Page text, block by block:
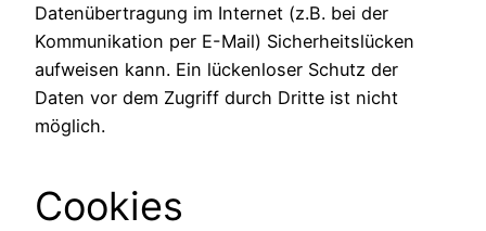
Datenübertragung im Internet (z.B. bei der
Kommunikation per E-Mail) Sicherheitslücken
aufweisen kann. Ein lückenloser Schutz der
Daten vor dem Zugriff durch Dritte ist nicht
möglich.
Cookies